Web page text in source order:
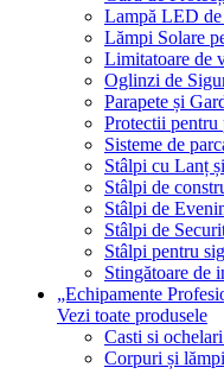
Lampă LED
Lămpi Solare
Limitatoare de
Oglinzi de
Parapete și
Protectii pentru
Sisteme de
Stâlpi cu Lanț
Stâlpi de
Stâlpi de
Stâlpi de
Stâlpi pentru
Stingătoare de
„Echipamente
Vezi toate produsele
Casti si
Corpuri și